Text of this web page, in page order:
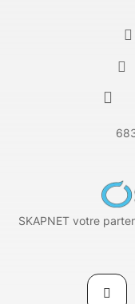
SKAPNET votre